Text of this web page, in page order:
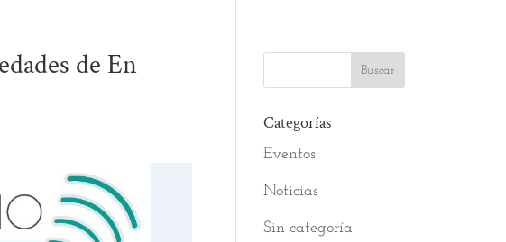
de En
Categorías
Eventos
Noticias
Sin categoría